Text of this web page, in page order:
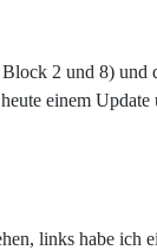
2 und 8)
einem Update
links habe ich